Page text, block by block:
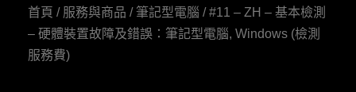
首頁 / 服務與商品 / 筆記型電腦 / #11 – ZH – 基本檢測
– 硬體裝置故障及錯誤：筆記型電腦, Windows (檢測
服務費)